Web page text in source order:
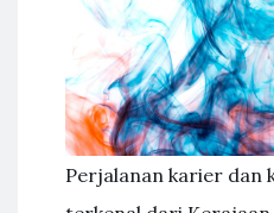
Perjalanan karier dan